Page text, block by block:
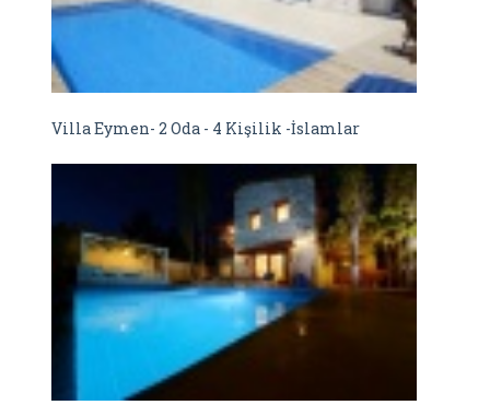
Villa Eymen- 2 Oda - 4 Kişilik -İslamlar